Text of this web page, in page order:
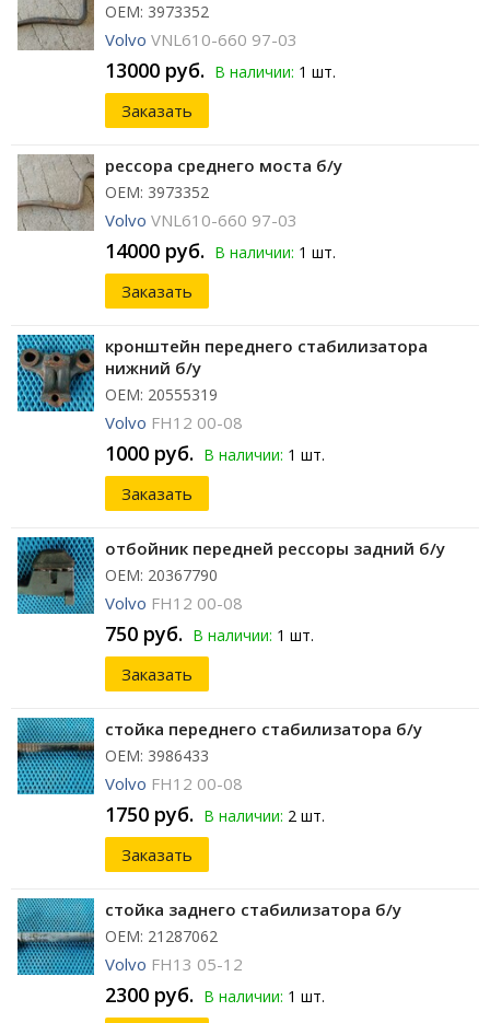
ОЕМ: 3973352
Volvo VNL610-660 97-03
13000 руб. В наличии: 1 шт.
Заказать
рессора среднего моста б/у
ОЕМ: 3973352
Volvo VNL610-660 97-03
14000 руб. В наличии: 1 шт.
Заказать
кронштейн переднего стабилизатора
нижний б/у
ОЕМ: 20555319
Volvo FH12 00-08
1000 руб. В наличии: 1 шт.
Заказать
отбойник передней рессоры задний б/у
ОЕМ: 20367790
Volvo FH12 00-08
750 руб. В наличии: 1 шт.
Заказать
стойка переднего стабилизатора б/у
ОЕМ: 3986433
Volvo FH12 00-08
1750 руб. В наличии: 2 шт.
Заказать
стойка заднего стабилизатора б/у
ОЕМ: 21287062
Volvo FH13 05-12
2300 руб. В наличии: 1 шт.